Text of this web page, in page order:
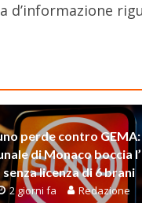
d’informazione
perde contro
di Monaco boccia
senza licenza di 6 brani
2 giorni fa Redazione